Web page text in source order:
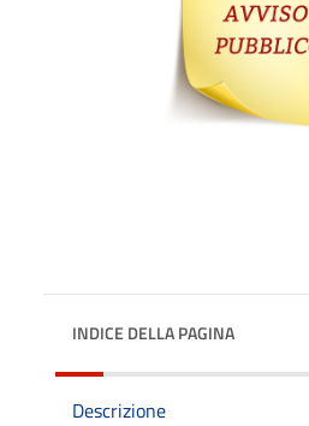
INDICE DELLA PAGINA
Descrizione